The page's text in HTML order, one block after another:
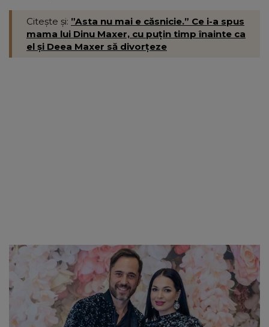
Citește și: ”Asta nu mai e căsnicie.” Ce i-a spus
mama lui Dinu Maxer, cu puțin timp înainte ca
el și Deea Maxer să divorțeze